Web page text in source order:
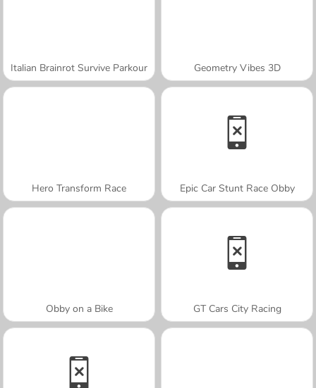
Italian Brainrot Survive Parkour Geometry Vibes 3D
Hero Transform Race Epic Car Stunt Race Obby
Obby on a Bike GT Cars City Racing